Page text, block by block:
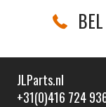
JLParts.nl
+31(0)416 724